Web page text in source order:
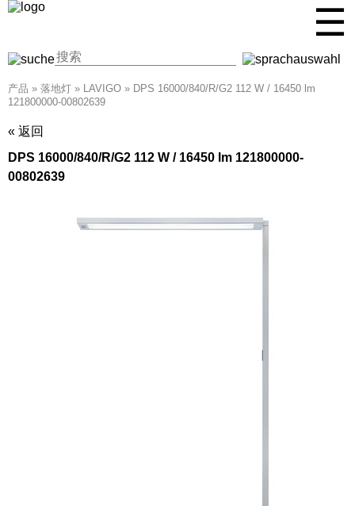
☰
产品 » 落地灯 » LAVIGO » DPS 16000/840/R/G2 112 W / 16450 lm
121800000-00802639
« 返回
DPS 16000/840/R/G2 112 W / 16450 lm 121800000-
00802639